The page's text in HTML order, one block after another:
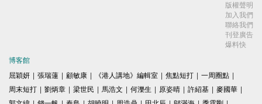
版權聲明
加入我們
聯絡我們
刊登廣告
爆料快
博客館
屈穎妍 | 張瑞蓮 | 顧敏康 | 《港人講地》編輯室 | 焦點短打 | 一周圈點 |
周末短打 | 劉炳章 | 梁世民 | 馬浩文 | 何濼生 | 原姿晴 | 許紹基 | 麥國華 |